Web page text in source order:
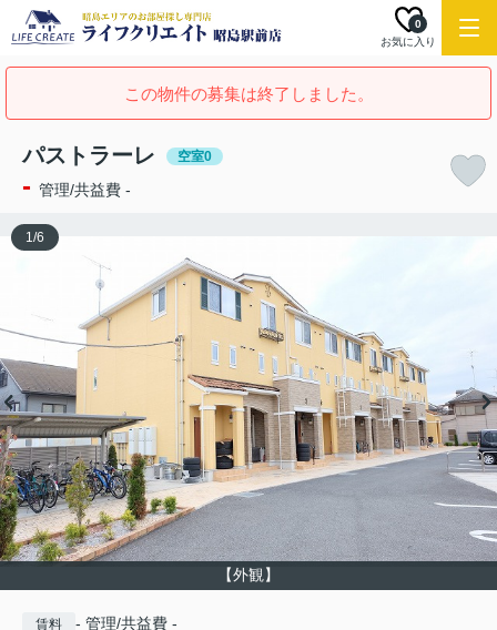
お気に入り
0
この物件の募集は終了しました。
パストラーレ 空室0
- 管理/共益費 -
【外観】
1/6
賃料 - 管理/共益費 -